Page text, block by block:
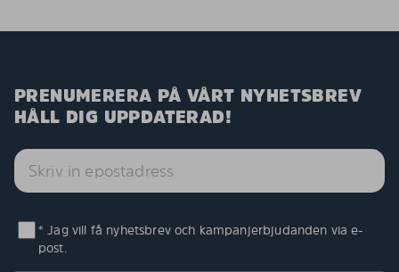
PRENUMERERA PÅ VÅRT NYHETSBREV
HÅLL DIG UPPDATERAD!
* Jag vill få nyhetsbrev och kampanjerbjudanden via e-
post.